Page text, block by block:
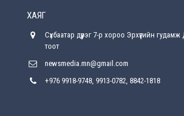
хүрсэн өгөөжөөрөө ажлаа үнэлж,
Улсын онцгой комисс
ХАЯГ
Сүхбаатар дүүрэг 7-р хороо Эрхүүгийн
тоот
newsmedia.mn@gmail.com
+976 9918-9748, 9913-0782, 8842-1818